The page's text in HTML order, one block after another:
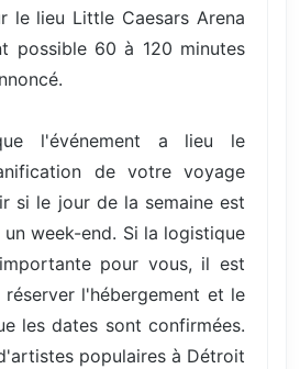
le lieu Little Caesars Arena
possible 60 à 120 minutes
l'événement a lieu le
de votre voyage
si le jour de la semaine est
week-end. Si la logistique
pour vous, il est
réserver l'hébergement et le
les dates sont confirmées.
populaires à Détroit